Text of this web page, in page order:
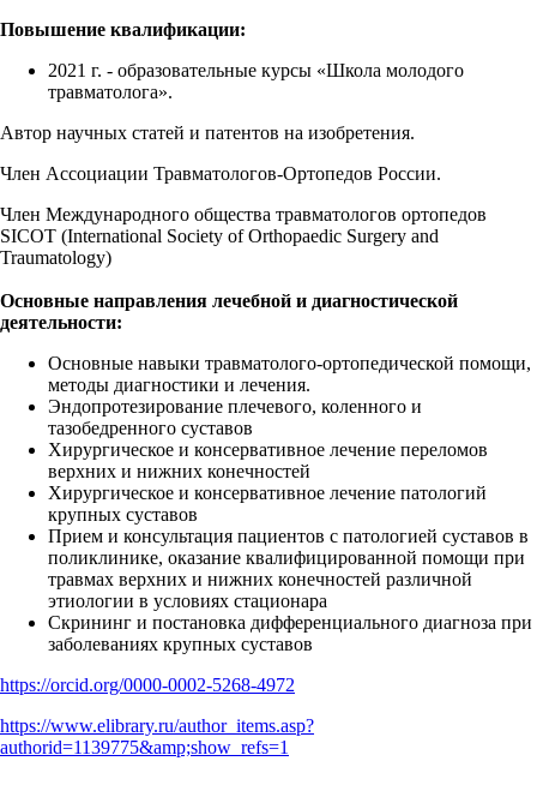
Повышение квалификации:
2021 г. - образовательные курсы «Школа молодого
травматолога».
Автор научных статей и патентов на изобретения.
Член Ассоциации Травматологов-Ортопедов России.
Член Международного общества травматологов ортопедов
SICOT (International Society of Orthopaedic Surgery and
Traumatology)
Основные направления лечебной и диагностической
деятельности:
Основные навыки травматолого-ортопедической помощи,
методы диагностики и лечения.
Эндопротезирование плечевого, коленного и
тазобедренного суставов
Хирургическое и консервативное лечение переломов
верхних и нижних конечностей
Хирургическое и консервативное лечение патологий
крупных суставов
Прием и консультация пациентов с патологией суставов в
поликлинике, оказание квалифицированной помощи при
травмах верхних и нижних конечностей различной
этиологии в условиях стационара
Скрининг и постановка дифференциального диагноза при
заболеваниях крупных суставов
https://orcid.org/0000-0002-5268-4972
https://www.elibrary.ru/author_items.asp?
authorid=1139775&amp;show_refs=1